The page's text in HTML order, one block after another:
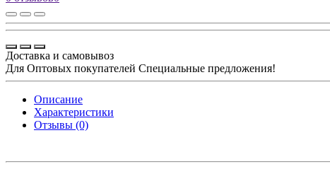
Доставка и самовывоз
Для Оптовых покупателей Специальные предложения!
Описание
Характеристики
Отзывы (0)